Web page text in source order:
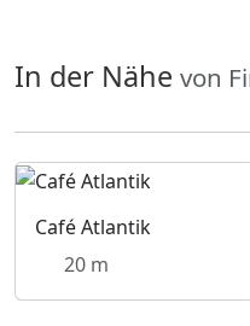
In der Nähe von
Café Atlantik
20 m